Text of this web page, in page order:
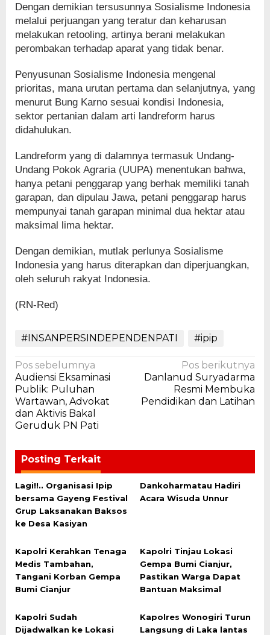
Dengan demikian tersusunnya Sosialisme Indonesia
melalui perjuangan yang teratur dan keharusan
melakukan retooling, artinya berani melakukan
perombakan terhadap aparat yang tidak benar.
Penyusunan Sosialisme Indonesia mengenal
prioritas, mana urutan pertama dan selanjutnya, yang
menurut Bung Karno sesuai kondisi Indonesia,
sektor pertanian dalam arti landreform harus
didahulukan.
Landreform yang di dalamnya termasuk Undang-
Undang Pokok Agraria (UUPA) menentukan bahwa,
hanya petani penggarap yang berhak memiliki tanah
garapan, dan dipulau Jawa, petani penggarap harus
mempunyai tanah garapan minimal dua hektar atau
maksimal lima hektar.
Dengan demikian, mutlak perlunya Sosialisme
Indonesia yang harus diterapkan dan diperjuangkan,
oleh seluruh rakyat Indonesia.
(RN-Red)
#INSANPERSINDEPENDENPATI #ipip
Navigasi
pos
Pos sebelumnya
Audiensi Eksaminasi
Publik: Puluhan
Wartawan, Advokat
dan Aktivis Bakal
Geruduk PN Pati
Pos berikutnya
Danlanud Suryadarma
Resmi Membuka
Pendidikan dan Latihan
Posting Terkait
Lagi!!.. Organisasi Ipip
bersama Gayeng Festival
Grup Laksanakan Baksos
ke Desa Kasiyan
Dankoharmatau Hadiri
Acara Wisuda Unnur
Kapolri Kerahkan Tenaga
Medis Tambahan,
Tangani Korban Gempa
Bumi Cianjur
Kapolri Tinjau Lokasi
Gempa Bumi Cianjur,
Pastikan Warga Dapat
Bantuan Maksimal
Kapolri Sudah
Dijadwalkan ke Lokasi
Kapolres Wonogiri Turun
Langsung di Laka lantas